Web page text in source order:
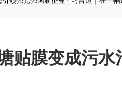
贴膜变成污水